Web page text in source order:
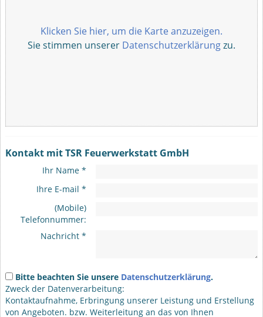
Klicken Sie hier, um die Karte anzuzeigen.
Sie stimmen unserer Datenschutzerklärungzu.
Kontakt mit TSR Feuerwerkstatt GmbH
Ihr Name *
Ihre E-mail *
(Mobile)
Telefonnummer:
Nachricht *
Bitte beachten Sie unsere Datenschutzerklärung.
Zweck der Datenverarbeitung:
Kontaktaufnahme, Erbringung unserer Leistung und Erstellung
von Angeboten. bzw. Weiterleitung an das von Ihnen